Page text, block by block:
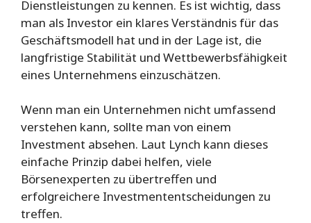
Dienstleistungen zu kennen. Es ist wichtig, dass
man als Investor ein klares Verständnis für das
Geschäftsmodell hat und in der Lage ist, die
langfristige Stabilität und Wettbewerbsfähigkeit
eines Unternehmens einzuschätzen.
Wenn man ein Unternehmen nicht umfassend
verstehen kann, sollte man von einem
Investment absehen. Laut Lynch kann dieses
einfache Prinzip dabei helfen, viele
Börsenexperten zu übertreffen und
erfolgreichere Investmententscheidungen zu
treffen.